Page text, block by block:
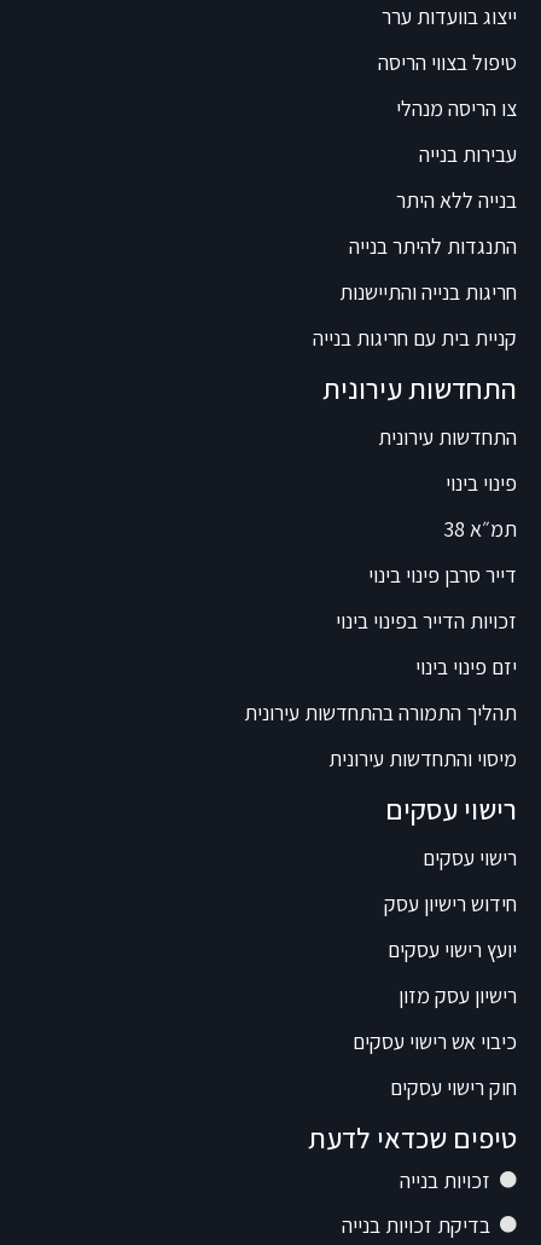
ייצוג בוועדות ערר
טיפול בצווי הריסה
צו הריסה מנהלי
עבירות בנייה
בנייה ללא היתר
התנגדות להיתר בנייה
חריגות בנייה והתיישנות
קניית בית עם חריגות בנייה
התחדשות עירונית
התחדשות עירונית
פינוי בינוי
תמ״א 38
דייר סרבן פינוי בינוי
זכויות הדייר בפינוי בינוי
יזם פינוי בינוי
תהליך התמורה בהתחדשות עירונית
מיסוי והתחדשות עירונית
רישוי עסקים
רישוי עסקים
חידוש רישיון עסק
יועץ רישוי עסקים
רישיון עסק מזון
כיבוי אש רישוי עסקים
חוק רישוי עסקים
טיפים שכדאי לדעת
זכויות בנייה
בדיקת זכויות בנייה